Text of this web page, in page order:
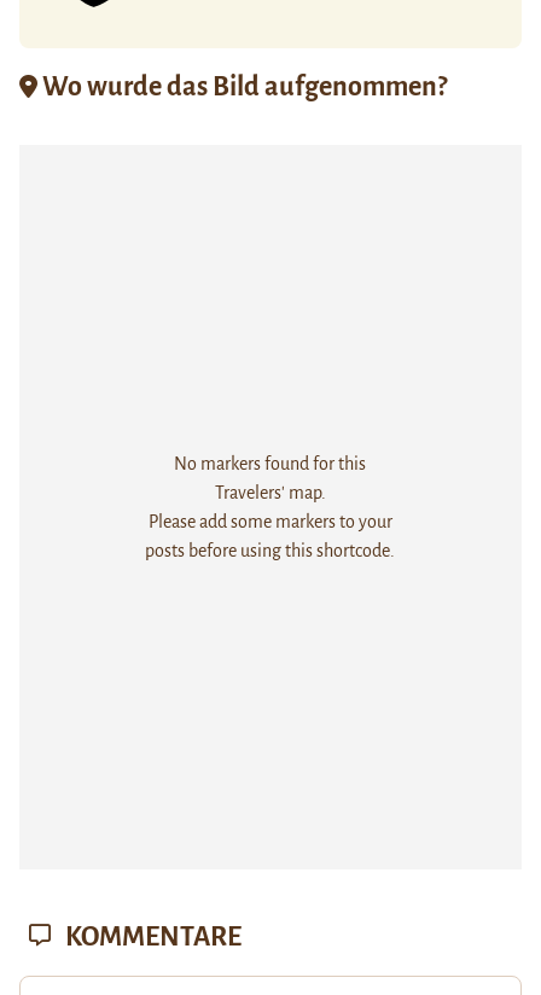
Wo wurde das Bild aufgenommen?
No markers found for this
Travelers' map.
Please add some markers to your
posts before using this shortcode.
KOMMENTARE